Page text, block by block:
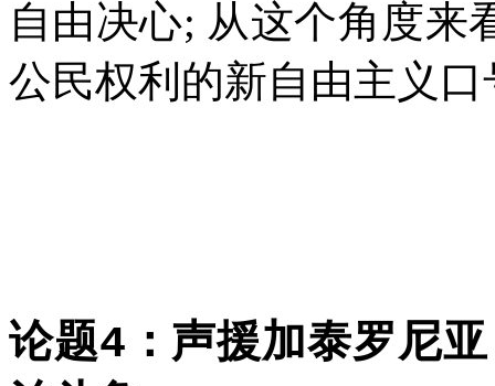
自由决心; 从这个角度来
公民权利的新自由主义口
论题4 ：声援加泰罗尼